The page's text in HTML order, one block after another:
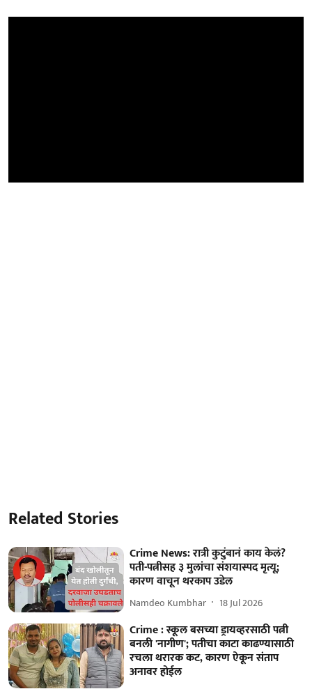
Related Stories
Crime News: रात्री कुटुंबानं काय केलं?
पती-पत्नीसह ३ मुलांचा संशयास्पद मृत्यू;
कारण वाचून थरकाप उडेल
Namdeo Kumbhar 18 Jul 2026
Crime : स्कूल बसच्या ड्रायव्हरसाठी पत्नी
बनली 'नागीण'; पतीचा काटा काढण्यासाठी
रचला थरारक कट, कारण ऐकून संताप
अनावर होईल